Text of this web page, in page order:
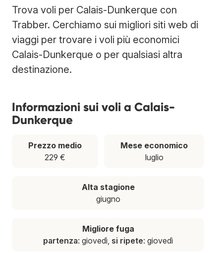
Trova voli per Calais-Dunkerque con
Trabber. Cerchiamo sui migliori siti web di
viaggi per trovare i voli più economici
Calais-Dunkerque o per qualsiasi altra
destinazione.
Informazioni sui voli a Calais-
Dunkerque
Prezzo medio
229 €
Mese economico
luglio
Alta stagione
giugno
Migliore fuga
partenza: giovedì, si ripete: giovedì